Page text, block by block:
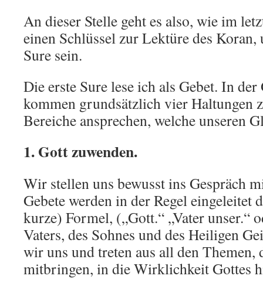
An dieser Stelle geht es also, wie im
einen Schlüssel zur Lektüre des
Sure sein.
Die erste Sure lese ich als Gebet. In
kommen grundsätzlich vier Haltungen
Bereiche ansprechen, welche unseren
1. Gott zuwenden.
Wir stellen uns bewusst ins Gespräch
Gebete werden in der Regel eingeleitet
kurze) Formel, („Gott.“ „Vater unser.“
Vaters, des Sohnes und des Heiligen
wir uns und treten aus all den
mitbringen, in die Wirklichkeit Gottes